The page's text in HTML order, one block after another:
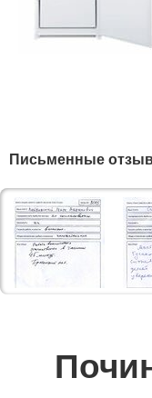
Письменные